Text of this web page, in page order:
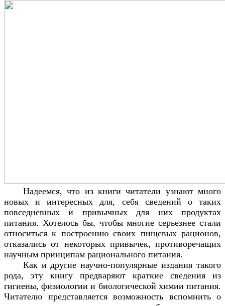
Надеемся, что из книги читатели узнают много
новых и интересных для, себя
сведений о таких
повседневных и привычных для них продуктах
питания. Хотелось бы, чтобы многие серьезнее стали
относиться к построению своих пищевых рационов,
отказались от некоторых привычек, противоречащих
научным принципам рационального питания.
Как и другие научно-популярные издания такого
рода, эту книгу предваряют краткие сведения из
гигиены, физиологии и биологической химии питания.
Читателю представляется возможность вспомнить о